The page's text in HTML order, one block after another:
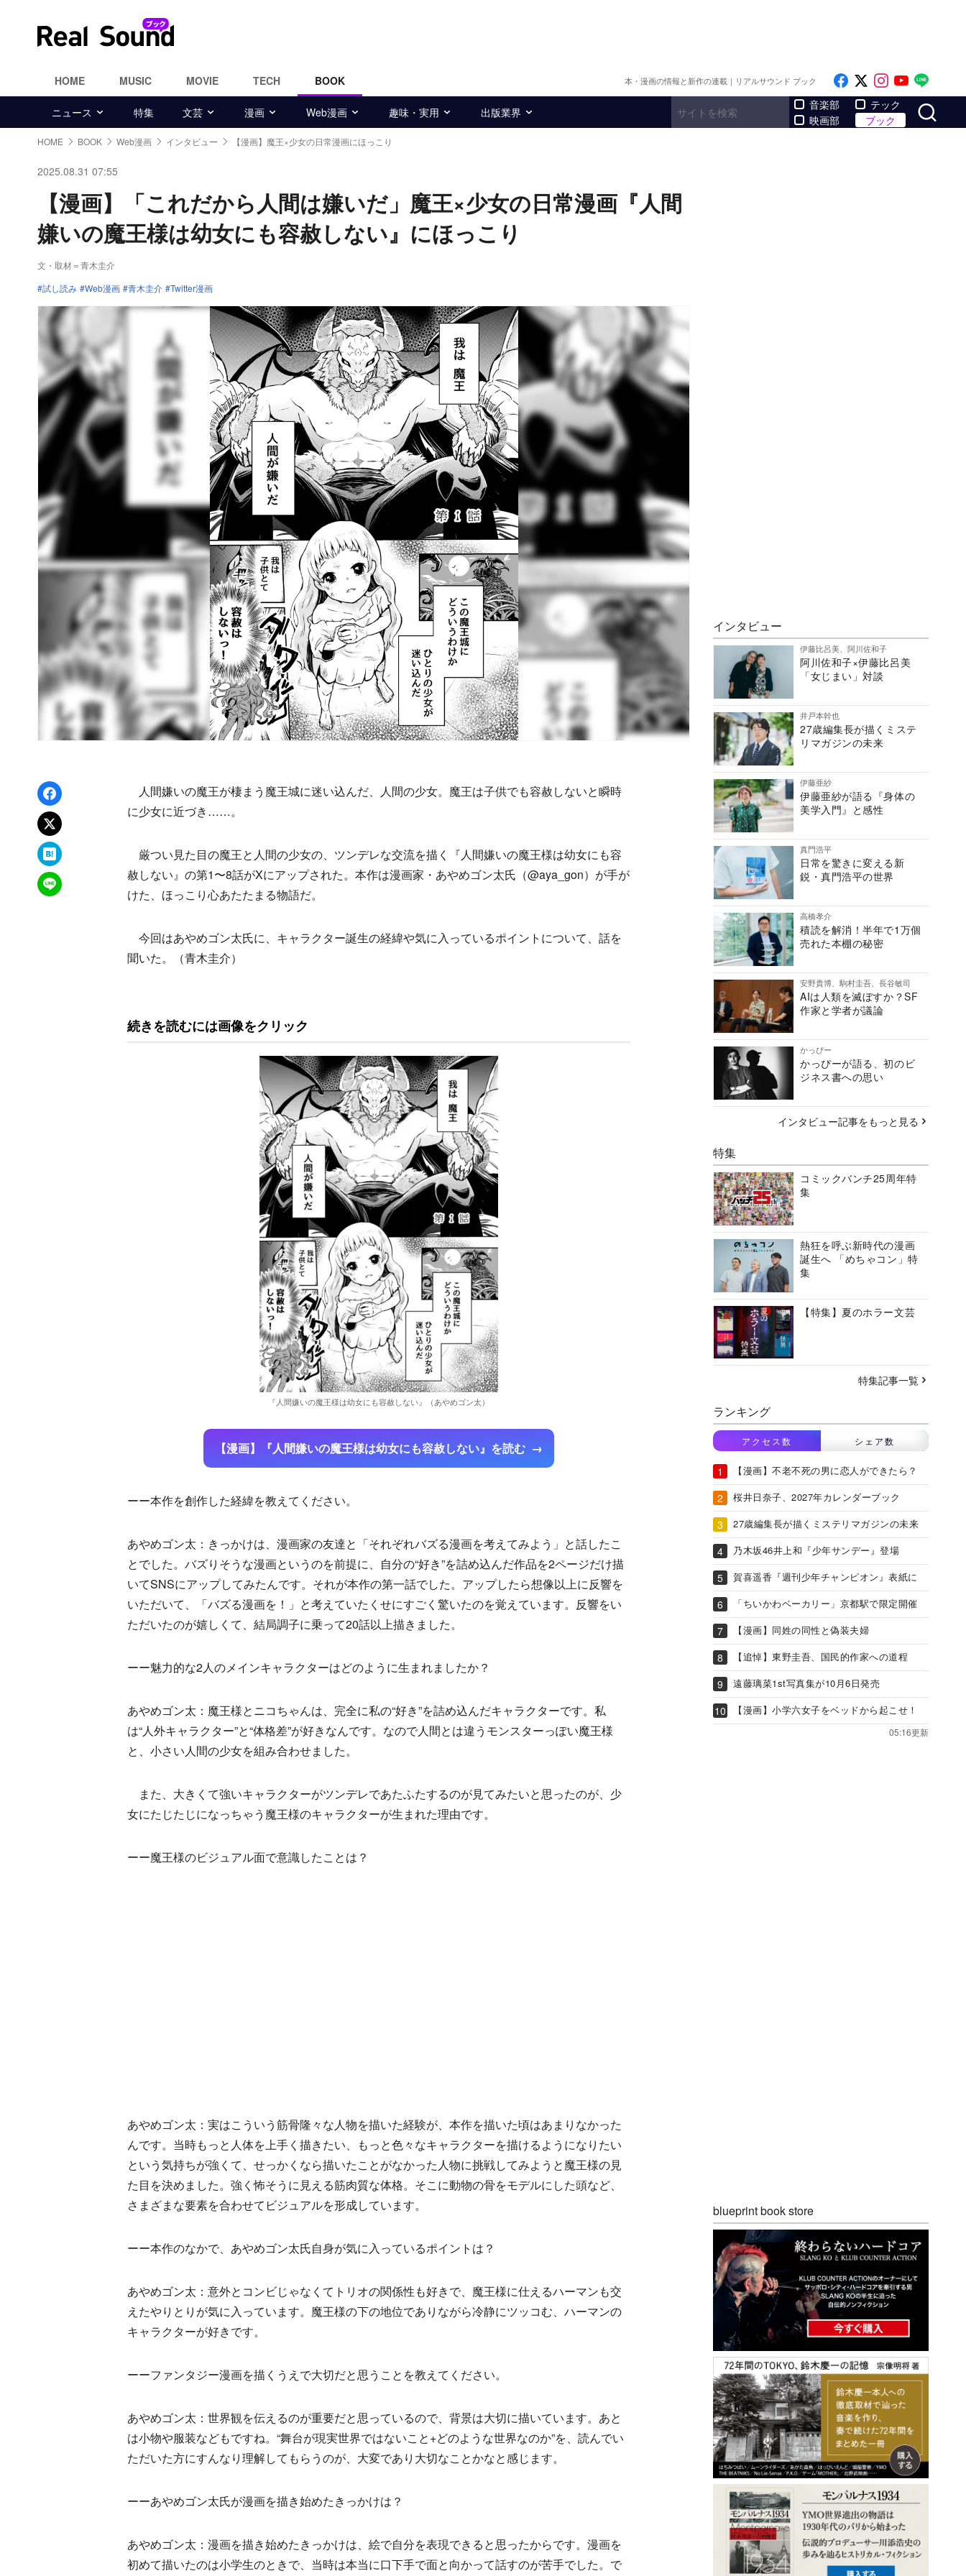
HOME MUSIC MOVIE TECH BOOK 本・漫画の情報と新作の連載｜リアルサウンド ブック Like on Facebook
Follow on x
Follow on
Follow
ニュース 特集 文芸 漫画 Web漫画 趣味・実用 出版業界
音楽部
映画部
テック
ブック
HOME BOOK Web漫画 インタビュー 【漫画】魔王×少女の日常漫画にほっこり
2025.08.31 07:55
【漫画】「これだから人間は嫌いだ」魔王×少女の日常漫画『人間
嫌いの魔王様は幼女にも容赦しない』にほっこり
文・取材＝青木圭介
試し読み
Web漫画 青木圭介 Twitter漫画
Facebookでシェア
xでポスト
はてなブックマーク
LINEで送る
人間嫌いの魔王が棲まう魔王城に迷い込んだ、人間の少女。魔王は子供でも容赦しないと瞬時
に少女に近づき……。
厳つい見た目の魔王と人間の少女の、ツンデレな交流を描く『人間嫌いの魔王様は幼女にも容
赦しない』の第1〜8話がXにアップされた。本作は漫画家・あやめゴン太氏（@aya_gon）が手が
けた、ほっこり心あたたまる物語だ。
今回はあやめゴン太氏に、キャラクター誕生の経緯や気に入っているポイントについて、話を
聞いた。（青木圭介）
続きを読むには画像をクリック
『人間嫌いの魔王様は幼女にも容赦しない』（あやめゴン太）
【漫画】『人間嫌いの魔王様は幼女にも容赦しない』を読む
ーー本作を創作した経緯を教えてください。
あやめゴン太：きっかけは、漫画家の友達と「それぞれバズる漫画を考えてみよう」と話したこ
とでした。バズりそうな漫画というのを前提に、自分の“好き”を詰め込んだ作品を2ページだけ描
いてSNSにアップしてみたんです。それが本作の第一話でした。アップしたら想像以上に反響を
いただいて、「バズる漫画を！」と考えていたくせにすごく驚いたのを覚えています。反響をい
ただいたのが嬉しくて、結局調子に乗って20話以上描きました。
ーー魅力的な2人のメインキャラクターはどのように生まれましたか？
あやめゴン太：魔王様とニコちゃんは、完全に私の“好き”を詰め込んだキャラクターです。私
は“人外キャラクター”と“体格差”が好きなんです。なので人間とは違うモンスターっぽい魔王様
と、小さい人間の少女を組み合わせました。
また、大きくて強いキャラクターがツンデレであたふたするのが見てみたいと思ったのが、少
女にたじたじになっちゃう魔王様のキャラクターが生まれた理由です。
ーー魔王様のビジュアル面で意識したことは？
あやめゴン太：実はこういう筋骨隆々な人物を描いた経験が、本作を描いた頃はあまりなかった
んです。当時もっと人体を上手く描きたい、もっと色々なキャラクターを描けるようになりたい
という気持ちが強くて、せっかくなら描いたことがなかった人物に挑戦してみようと魔王様の見
た目を決めました。強く怖そうに見える筋肉質な体格。そこに動物の骨をモデルにした頭など、
さまざまな要素を合わせてビジュアルを形成しています。
ーー本作のなかで、あやめゴン太氏自身が気に入っているポイントは？
あやめゴン太：意外とコンビじゃなくてトリオの関係性も好きで、魔王様に仕えるハーマンも交
えたやりとりが気に入っています。魔王様の下の地位でありながら冷静にツッコむ、ハーマンの
キャラクターが好きです。
ーーファンタジー漫画を描くうえで大切だと思うことを教えてください。
あやめゴン太：世界観を伝えるのが重要だと思っているので、背景は大切に描いています。あと
は小物や服装などもですね。“舞台が現実世界ではないこと+どのような世界なのか”を、読んでい
ただいた方にすんなり理解してもらうのが、大変であり大切なことかなと感じます。
ーーあやめゴン太氏が漫画を描き始めたきっかけは？
あやめゴン太：漫画を描き始めたきっかけは、絵で自分を表現できると思ったからです。漫画を
初めて描いたのは小学生のときで、当時は本当に口下手で面と向かって話すのが苦手でした。で
インタビュー
伊藤比呂美、阿川佐和子
阿川佐和子×伊藤比呂美
「女じまい」対談
井戸本幹也
27歳編集長が描くミステ
リマガジンの未来
伊藤亜紗
伊藤亜紗が語る『身体の
美学入門』と感性
真門浩平
日常を驚きに変える新
鋭・真門浩平の世界
高橋孝介
積読を解消！半年で1万個
売れた本棚の秘密
安野貴博、駒村圭吾、長谷敏司
AIは人類を滅ぼすか？SF
作家と学者が議論
かっぴー
かっぴーが語る、初のビ
ジネス書への思い
インタビュー記事をもっと見る
特集
コミックバンチ25周年特
集
熱狂を呼ぶ新時代の漫画
誕生へ 「めちゃコン」特
集
【特集】夏のホラー文芸
特集記事一覧
ランキング
アクセス数 シェア数
【漫画】不老不死の男に恋人ができたら？
桜井日奈子、2027年カレンダーブック
27歳編集長が描くミステリマガジンの未来
乃木坂46井上和『少年サンデー』登場
賀喜遥香『週刊少年チャンピオン』表紙に
「ちいかわベーカリー」京都駅で限定開催
【漫画】同姓の同性と偽装夫婦
【追悼】東野圭吾、国民的作家への道程
遠藤璃菜1st写真集が10月6日発売
【漫画】小学六女子をベッドから起こせ！
05:16更新
blueprint book store